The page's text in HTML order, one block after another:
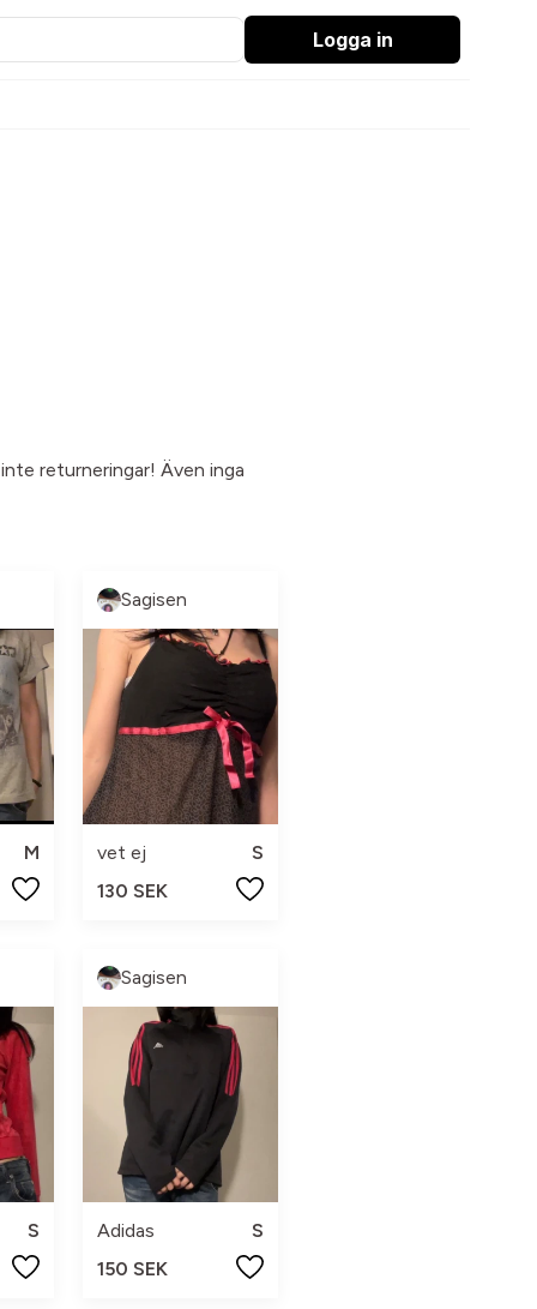
Logga in
returneringar! Även inga
M
Sagisen
vet ej
S
130 SEK
S
Sagisen
Adidas
S
150 SEK